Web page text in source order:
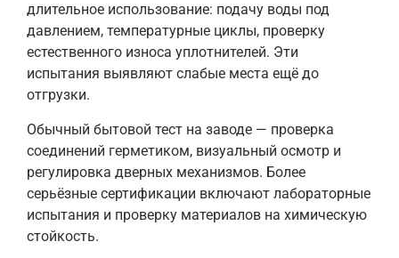
длительное использование: подачу воды под
давлением, температурные циклы, проверку
естественного износа уплотнителей. Эти
испытания выявляют слабые места ещё до
отгрузки.
Обычный бытовой тест на заводе — проверка
соединений герметиком, визуальный осмотр и
регулировка дверных механизмов. Более
серьёзные сертификации включают лабораторные
испытания и проверку материалов на химическую
стойкость.